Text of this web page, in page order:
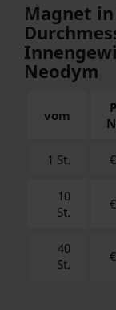
Magnet
Neodym
vom
1 St.
10
St.
40
St.